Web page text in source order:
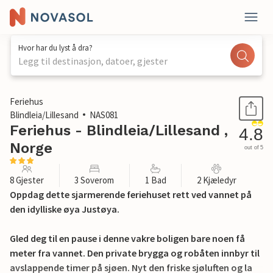
Hvor har du lyst å dra?
Legg til destinasjon, datoer, gjester
1 / 24
Feriehus
Blindleia/Lillesand
NAS081
Feriehus - Blindleia/Lillesand ,
Norge
4.8
out of 5
8 Gjester 3 Soverom 1 Bad 2 Kjæledyr
Oppdag dette sjarmerende feriehuset rett ved vannet på
den idylliske øya Justøya.
Gled deg til en pause i denne vakre boligen bare noen få
meter fra vannet. Den private brygga og robåten innbyr til
avslappende timer på sjøen. Nyt den friske sjøluften og la